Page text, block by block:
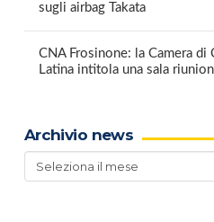
sugli airbag Takata
CNA Frosinone: la Camera di
Latina intitola una sala
Archivio news
Archivio
news